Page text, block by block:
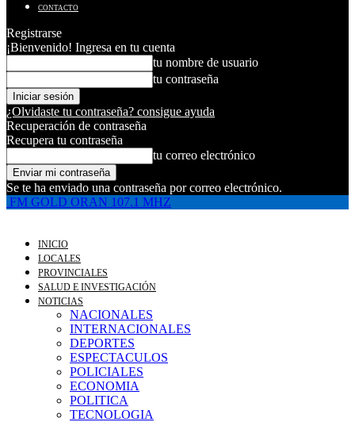
CONTACTO
Registrarse
¡Bienvenido! Ingresa en tu cuenta
tu nombre de usuario
tu contraseña
¿Olvidaste tu contraseña? consigue ayuda
Recuperación de contraseña
Recupera tu contraseña
tu correo electrónico
Se te ha enviado una contraseña por correo electrónico.
FM GOLD ORAN 107.1 MHZ
INICIO
LOCALES
PROVINCIALES
SALUD E INVESTIGACIÓN
NOTICIAS
NACIONALES
INTERNACIONALES
DEPORTES
ESPECTACULOS
POLICIALES
ECONOMIA
POLITICA
TECNOLOGIA